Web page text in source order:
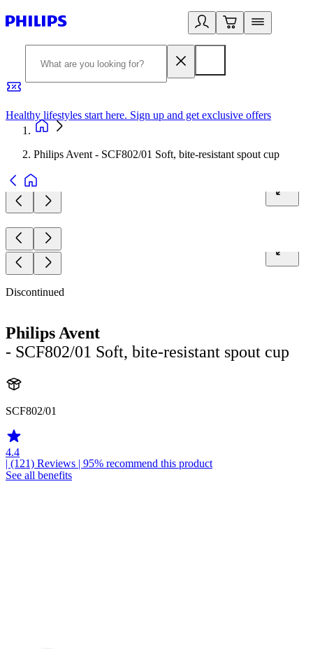
Healthy lifestyles start here. Sign up and get exclusive offers
Philips Avent - SCF802/01 Soft, bite-resistant spout cup
Discontinued
Philips Avent
- SCF802/01 Soft, bite-resistant spout cup
SCF802/01
4.4
| (121) Reviews | 95% recommend this product
See all benefits